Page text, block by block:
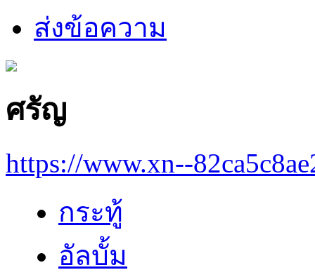
ส่งข้อความ
ศรัญ
https://www.xn--
กระทู้
อัลบั้ม